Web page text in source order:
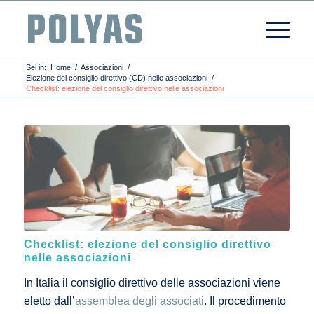
Sei in: Home / Associazioni /
Elezione del consiglio direttivo (CD) nelle associazioni /
Checklist: elezione del consiglio direttivo nelle associazioni
Checklist: elezione del consiglio direttivo
nelle associazioni
In Italia il consiglio direttivo delle associazioni viene
eletto dall’assemblea degli associati. Il procedimento